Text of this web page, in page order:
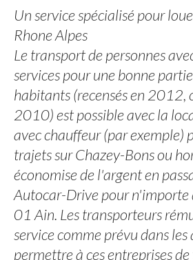
Un service spécialisé pour
Rhone Alpes
Le transport de personnes
services pour une bonne
habitants (recensés en 2012,
2010) est possible avec la
avec chauffeur (par exemple)
trajets sur Chazey-Bons ou
économise de l'argent en
Autocar-Drive pour n'importe
01 Ain. Les transporteurs
service comme prévu dans
permettre à ces entreprises